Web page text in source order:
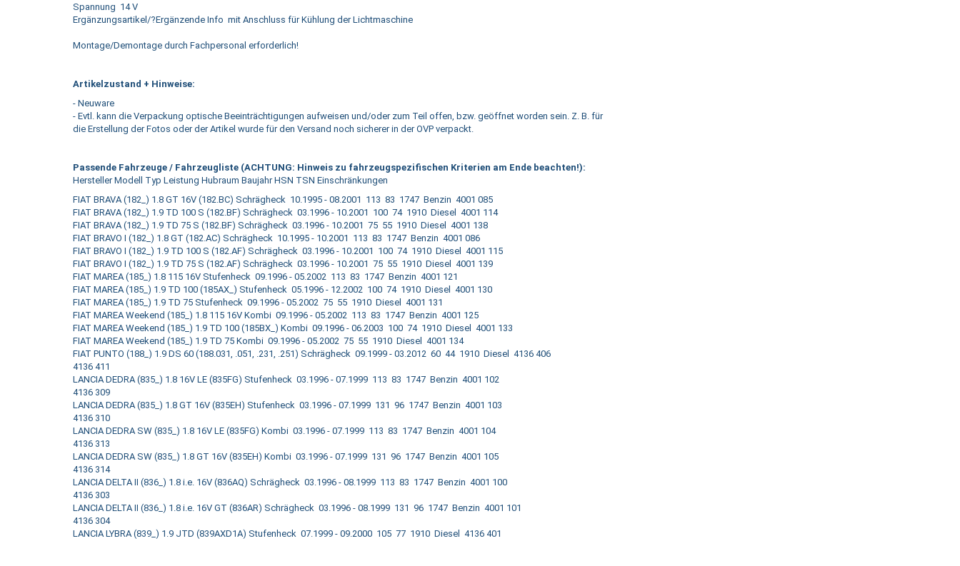
Spannung 14 V
Ergänzungsartikel/?Ergänzende Info mit Anschluss für Kühlung der Lichtmaschine
Montage/Demontage durch Fachpersonal erforderlich!
Artikelzustand + Hinweise:
- Neuware
- Evtl. kann die Verpackung optische Beeinträchtigungen aufweisen und/oder zum Teil offen, bzw. geöffnet worden sein. Z. B. für
die Erstellung der Fotos oder der Artikel wurde für den Versand noch sicherer in der OVP verpackt.
Passende Fahrzeuge / Fahrzeugliste (ACHTUNG: Hinweis zu fahrzeugspezifischen Kriterien am Ende beachten!):
Hersteller Modell Typ Leistung Hubraum Baujahr HSN TSN Einschränkungen
FIAT BRAVA (182_) 1.8 GT 16V (182.BC) Schrägheck 10.1995 - 08.2001 113 83 1747 Benzin 4001 085
FIAT BRAVA (182_) 1.9 TD 100 S (182.BF) Schrägheck 03.1996 - 10.2001 100 74 1910 Diesel 4001 114
FIAT BRAVA (182_) 1.9 TD 75 S (182.BF) Schrägheck 03.1996 - 10.2001 75 55 1910 Diesel 4001 138
FIAT BRAVO I (182_) 1.8 GT (182.AC) Schrägheck 10.1995 - 10.2001 113 83 1747 Benzin 4001 086
FIAT BRAVO I (182_) 1.9 TD 100 S (182.AF) Schrägheck 03.1996 - 10.2001 100 74 1910 Diesel 4001 115
FIAT BRAVO I (182_) 1.9 TD 75 S (182.AF) Schrägheck 03.1996 - 10.2001 75 55 1910 Diesel 4001 139
FIAT MAREA (185_) 1.8 115 16V Stufenheck 09.1996 - 05.2002 113 83 1747 Benzin 4001 121
FIAT MAREA (185_) 1.9 TD 100 (185AX_) Stufenheck 05.1996 - 12.2002 100 74 1910 Diesel 4001 130
FIAT MAREA (185_) 1.9 TD 75 Stufenheck 09.1996 - 05.2002 75 55 1910 Diesel 4001 131
FIAT MAREA Weekend (185_) 1.8 115 16V Kombi 09.1996 - 05.2002 113 83 1747 Benzin 4001 125
FIAT MAREA Weekend (185_) 1.9 TD 100 (185BX_) Kombi 09.1996 - 06.2003 100 74 1910 Diesel 4001 133
FIAT MAREA Weekend (185_) 1.9 TD 75 Kombi 09.1996 - 05.2002 75 55 1910 Diesel 4001 134
FIAT PUNTO (188_) 1.9 DS 60 (188.031, .051, .231, .251) Schrägheck 09.1999 - 03.2012 60 44 1910 Diesel 4136 406
4136 411
LANCIA DEDRA (835_) 1.8 16V LE (835FG) Stufenheck 03.1996 - 07.1999 113 83 1747 Benzin 4001 102
4136 309
LANCIA DEDRA (835_) 1.8 GT 16V (835EH) Stufenheck 03.1996 - 07.1999 131 96 1747 Benzin 4001 103
4136 310
LANCIA DEDRA SW (835_) 1.8 16V LE (835FG) Kombi 03.1996 - 07.1999 113 83 1747 Benzin 4001 104
4136 313
LANCIA DEDRA SW (835_) 1.8 GT 16V (835EH) Kombi 03.1996 - 07.1999 131 96 1747 Benzin 4001 105
4136 314
LANCIA DELTA II (836_) 1.8 i.e. 16V (836AQ) Schrägheck 03.1996 - 08.1999 113 83 1747 Benzin 4001 100
4136 303
LANCIA DELTA II (836_) 1.8 i.e. 16V GT (836AR) Schrägheck 03.1996 - 08.1999 131 96 1747 Benzin 4001 101
4136 304
LANCIA LYBRA (839_) 1.9 JTD (839AXD1A) Stufenheck 07.1999 - 09.2000 105 77 1910 Diesel 4136 401